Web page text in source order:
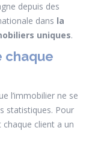
depuis des
dans la
uniques.
chaque
l’immobilier ne se
statistiques. Pour
client a un